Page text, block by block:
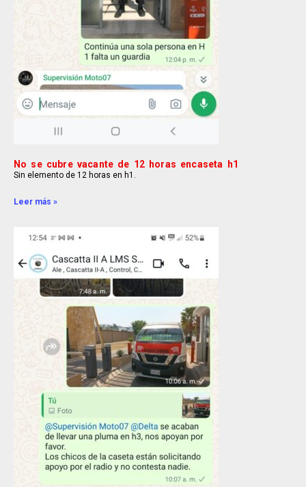
No se cubre vacante de 12 horas encaseta h1
Sin elemento de 12 horas en h1.
Leer más »